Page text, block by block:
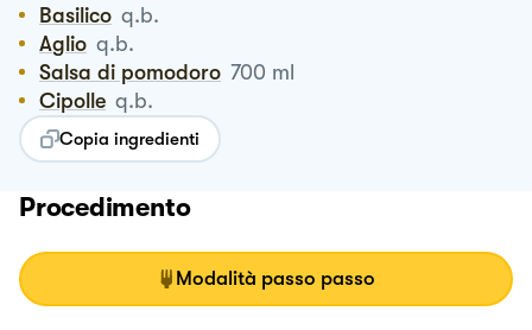
Basilico q.b.
Aglio q.b.
Salsa di pomodoro 700 ml
Cipolle q.b.
Copia ingredienti
Procedimento
Modalità passo passo